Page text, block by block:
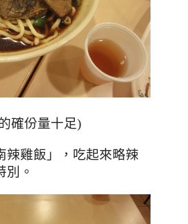
確份量十足)
辣雞飯」，吃起來略辣
別。